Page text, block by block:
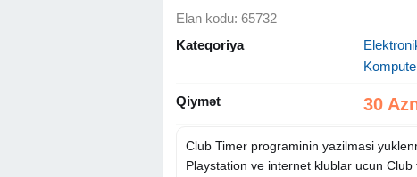
Elan kodu: 65732
Kateqoriya
Qiymət 30
Club Timer programinin yazilmasi
Playstation ve internet klublar ucun Club